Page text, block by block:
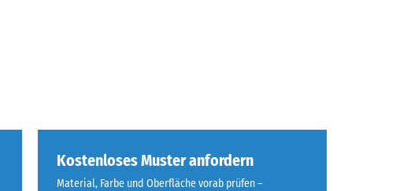
Kostenloses Muster anfordern
Material, Farbe und Oberfläche vorab prüfen –